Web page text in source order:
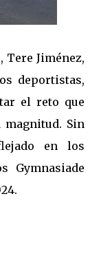
Tere Jiménez,
deportistas,
el reto que
magnitud. Sin
en los
Gymnasiade